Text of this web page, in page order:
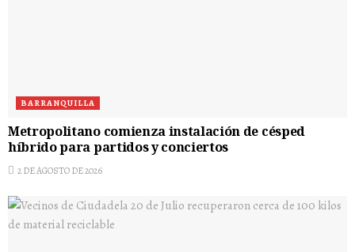
BARRANQUILLA
Metropolitano comienza instalación de césped
híbrido para partidos y conciertos
2 DE AGOSTO DE 2026